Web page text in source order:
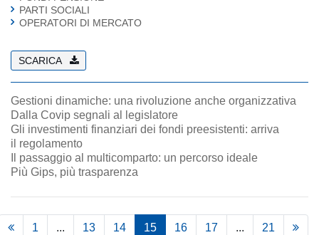
PARTI SOCIALI
OPERATORI DI MERCATO
SCARICA
Gestioni dinamiche: una rivoluzione anche organizzativa
Dalla Covip segnali al legislatore
Gli investimenti finanziari dei fondi preesistenti: arriva
il regolamento
Il passaggio al multicomparto: un percorso ideale
Più Gips, più trasparenza
1 ... 13 14 15 16 17 ... 21